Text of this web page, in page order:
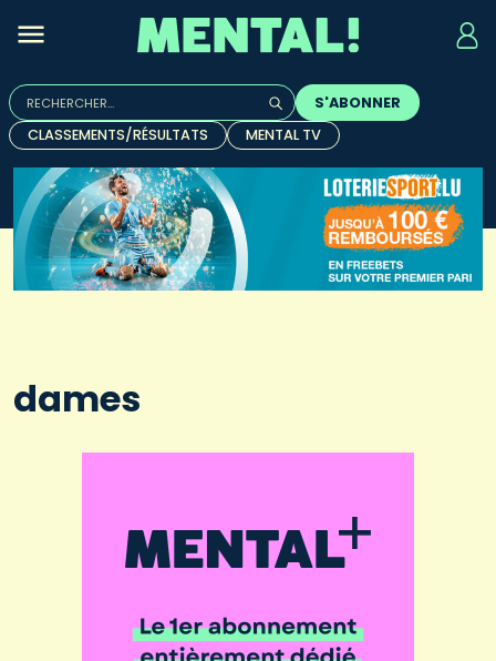
Rechercher :
Quand les résultats de l'auto-complétion sont
S'ABONNER
CLASSEMENTS/RÉSULTATS
MENTAL TV
dames